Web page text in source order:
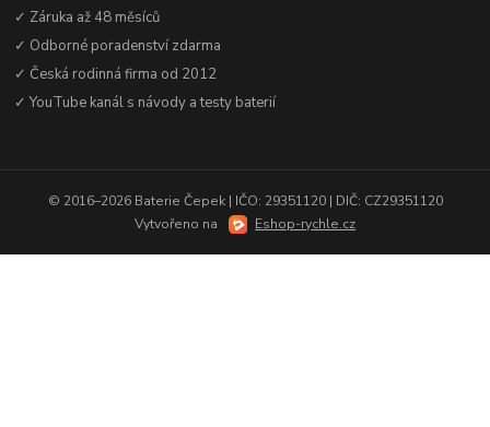
✓ Záruka až 48 měsíců
✓ Odborné poradenství zdarma
✓ Česká rodinná firma od 2012
✓ YouTube kanál s návody a testy baterií
© 2016–2026 Baterie Čepek | IČO: 29351120 | DIČ: CZ29351120
Vytvořeno na
Eshop-rychle.cz